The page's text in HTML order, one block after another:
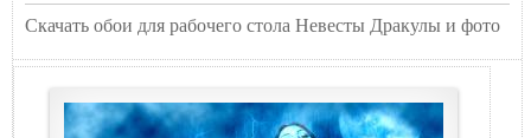
Скачать обои для рабочего стола Невесты Дракулы и фото